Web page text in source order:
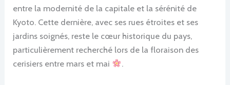
entre la modernité de la capitale et la sérénité de
Kyoto. Cette dernière, avec ses rues étroites et ses
jardins soignés, reste le cœur historique du pays,
particulièrement recherché lors de la floraison des
cerisiers entre mars et mai
.